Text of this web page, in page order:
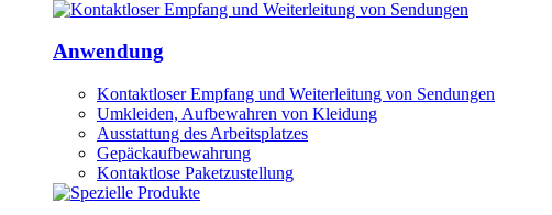
Anwendung
Kontaktloser Empfang und Weiterleitung von Sendungen
Umkleiden, Aufbewahren von Kleidung
Ausstattung des Arbeitsplatzes
Gepäckaufbewahrung
Kontaktlose Paketzustellung